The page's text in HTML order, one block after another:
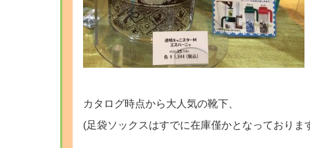
カタログ時点から大人気の靴下、
(足袋ソックスはすでに在庫僅かとなっておりま